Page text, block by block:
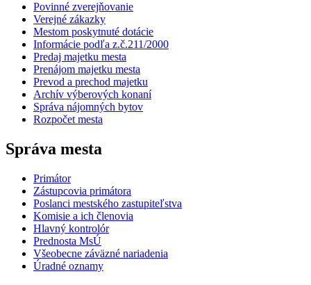
Povinné zverejňovanie
Verejné zákazky
Mestom poskytnuté dotácie
Informácie podľa z.č.211/2000
Predaj majetku mesta
Prenájom majetku mesta
Prevod a prechod majetku
Archív výberových konaní
Správa nájomných bytov
Rozpočet mesta
Správa mesta
Primátor
Zástupcovia primátora
Poslanci mestského zastupiteľstva
Komisie a ich členovia
Hlavný kontrolór
Prednosta MsÚ
Všeobecne záväzné nariadenia
Úradné oznamy